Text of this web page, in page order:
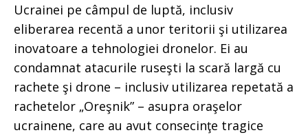
Ucrainei pe câmpul de luptă, inclusiv
eliberarea recentă a unor teritorii şi utilizarea
inovatoare a tehnologiei dronelor. Ei au
condamnat atacurile ruseşti la scară largă cu
rachete şi drone – inclusiv utilizarea repetată a
rachetelor „Oreşnik” – asupra oraşelor
ucrainene, care au avut consecinţe tragice